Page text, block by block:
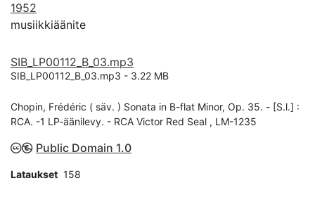
1952
musiikkiäänite
SIB_LP00112_B_03.mp3
SIB_LP00112_B_03.mp3 - 3.22 MB
Chopin, Frédéric ( säv. ) Sonata in B-flat Minor, Op. 35. - [S.l.] :
RCA. -1 LP-äänilevy. - RCA Victor Red Seal , LM-1235
Public Domain 1.0
Lataukset 158